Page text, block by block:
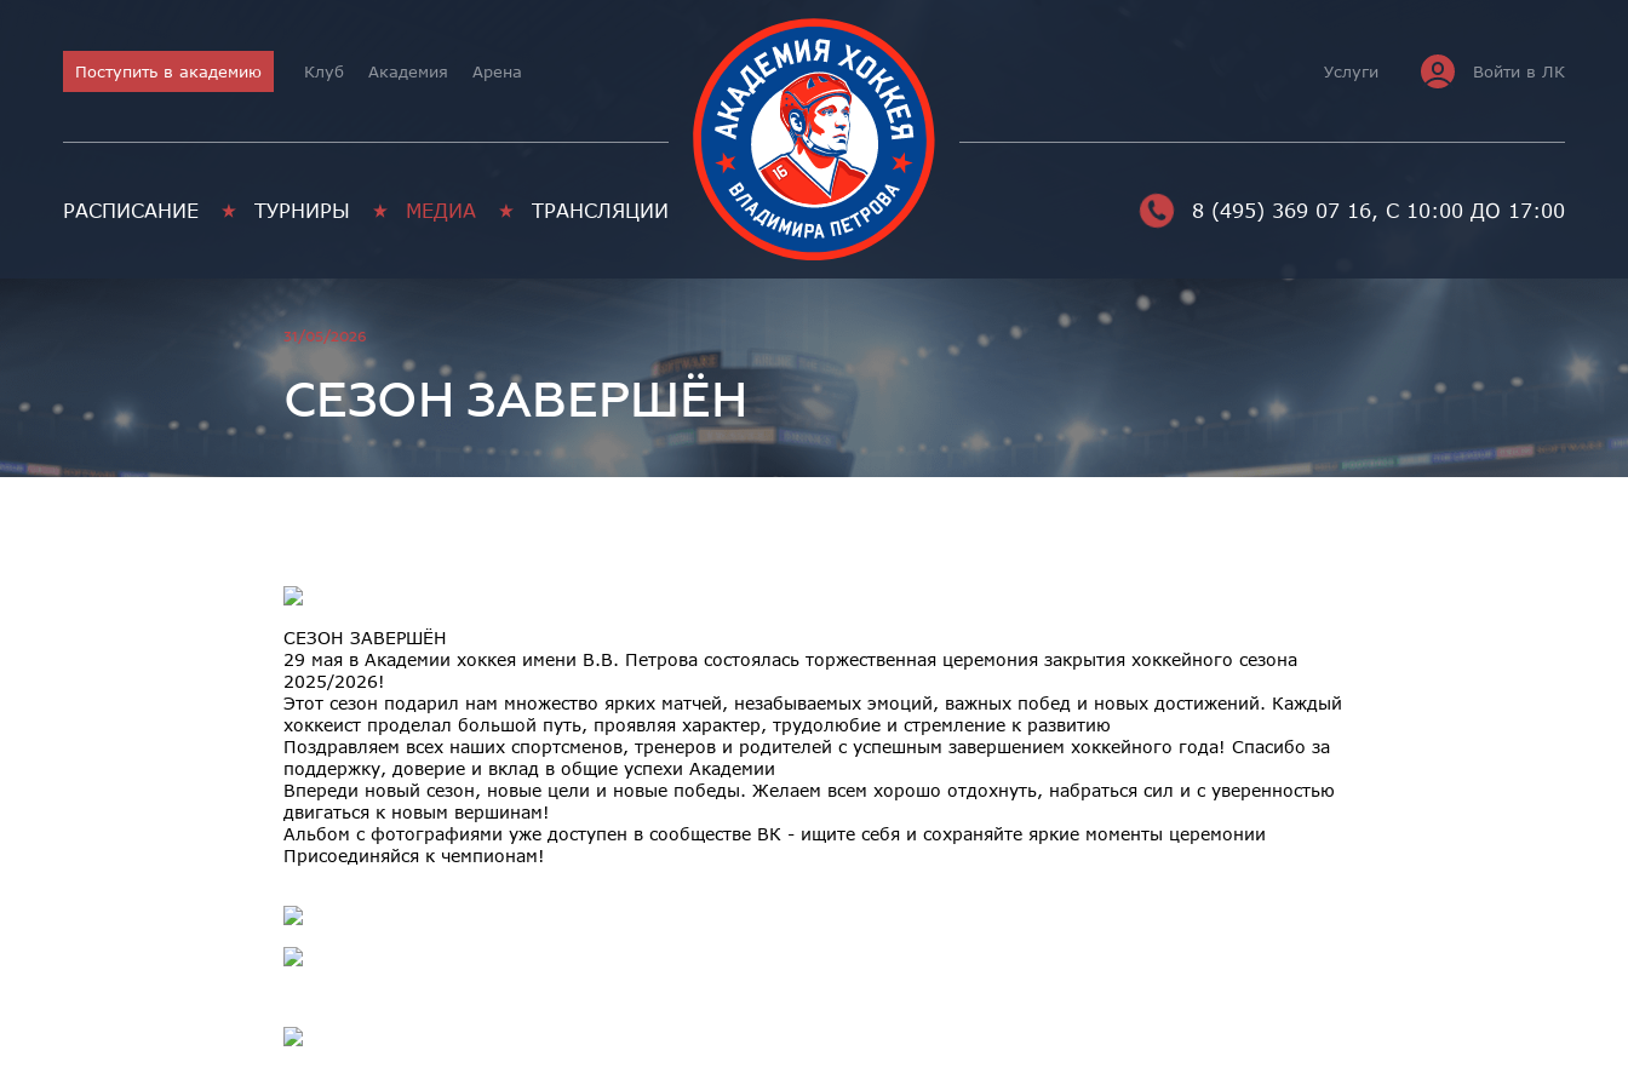
Поступить в академию Клуб Академия Арена Услуги Войти в ЛК
РАСПИСАНИЕ ТУРНИРЫ МЕДИА ТРАНСЛЯЦИИ 8 (495) 369 07 16, С 10:00 ДО 17:00
Академия хоккея им. В.В. Петрова
31/05/2026
СЕЗОН ЗАВЕРШЁН
СЕЗОН ЗАВЕРШЁН
29 мая в Академии хоккея имени В.В. Петрова состоялась торжественная церемония закрытия хоккейного сезона
2025/2026!
Этот сезон подарил нам множество ярких матчей, незабываемых эмоций, важных побед и новых достижений. Каждый
хоккеист проделал большой путь, проявляя характер, трудолюбие и стремление к развитию
Поздравляем всех наших спортсменов, тренеров и родителей с успешным завершением хоккейного года! Спасибо за
поддержку, доверие и вклад в общие успехи Академии
Впереди новый сезон, новые цели и новые победы. Желаем всем хорошо отдохнуть, набраться сил и с уверенностью
двигаться к новым вершинам!
Альбом с фотографиями уже доступен в сообществе ВК - ищите себя и сохраняйте яркие моменты церемонии
Присоединяйся к чемпионам!